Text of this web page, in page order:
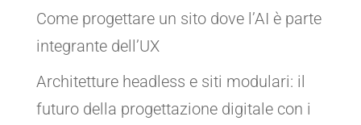
Come progettare un sito dove l’AI è parte
integrante dell’UX
Architetture headless e siti modulari: il
futuro della progettazione digitale con i